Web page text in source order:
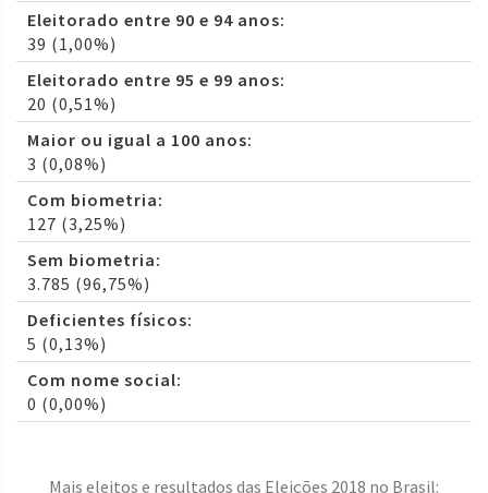
Eleitorado entre 90 e 94 anos:
39 (1,00%)
Eleitorado entre 95 e 99 anos:
20 (0,51%)
Maior ou igual a 100 anos:
3 (0,08%)
Com biometria:
127 (3,25%)
Sem biometria:
3.785 (96,75%)
Deficientes físicos:
5 (0,13%)
Com nome social:
0 (0,00%)
Mais eleitos e resultados das Eleições 2018 no Brasil: